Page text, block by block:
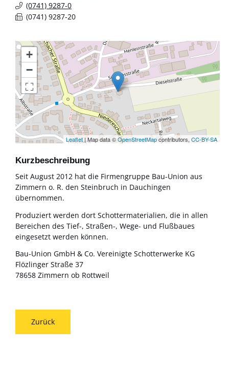
+
−
Leaflet| Map data ©OpenStreetMapcontributors, CC-BY-SA
(0741) 9287-0
(0741) 9287-20
Kurzbeschreibung
Seit August 2012 hat die Firmengruppe Bau-Union aus
Zimmern o. R. den Steinbruch in Dauchingen
übernommen.
Produziert werden dort Schottermaterialien, die in allen
Bereichen des Tief-, Straßen-, Wege- und Flußbaues
eingesetzt werden können.
Bau-Union GmbH & Co. Vereinigte Schotterwerke KG
Flözlinger Straße 37
78658 Zimmern ob Rottweil
Zurück